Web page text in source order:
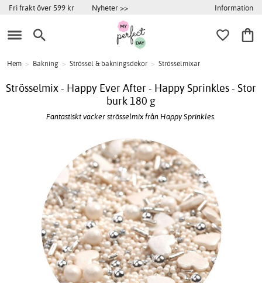
Fri frakt över 599 kr Nyheter >> Information
Hem > Bakning > Strössel & bakningsdekor > Strösselmixar
Strösselmix - Happy Ever After - Happy Sprinkles - Stor
burk 180 g
Fantastiskt vacker strösselmix från Happy Sprinkles.